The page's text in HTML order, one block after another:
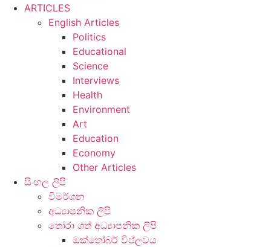
ARTICLES
English Articles
Politics
Educational
Science
Interviews
Health
Environment
Art
Education
Economy
Other Articles
සිංහල ලිපි
විමර්ශන
අධ්‍යාපනික ලිපි
තෝරා ගත් අධ්‍යාපනික ලිපි
ඔක්තෝබර් විප්ලවය